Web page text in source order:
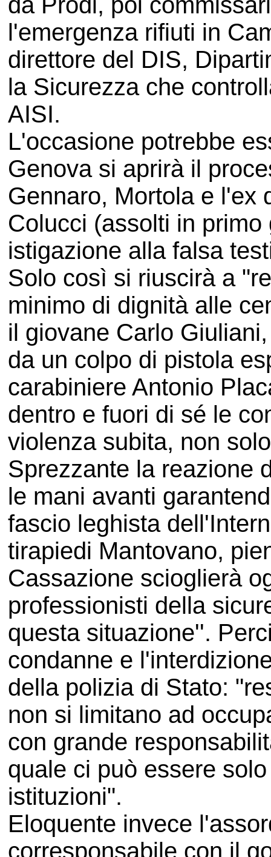
l'emergenza rifiuti in
direttore del DIS,
la Sicurezza che
AISI.
L'occasione potrebbe
Genova si aprirà il
Gennaro, Mortola e l'ex
Colucci (assolti in
istigazione alla falsa
Solo così si riuscirà a
minimo di dignità alle
il giovane Carlo
da un colpo di pistola
carabiniere Antonio
dentro e fuori di sé le
violenza subita, non
Sprezzante la reazione
le mani avanti
fascio leghista
tirapiedi Mantovano,
Cassazione scioglierà
professionisti della
questa situazione''.
condanne e
della polizia di Stato:
non si limitano ad
con grande
quale ci può essere
istituzioni".
Eloquente invece
corresponsabile con il